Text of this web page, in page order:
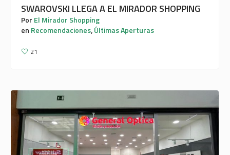
SWAROVSKI LLEGA A EL MIRADOR SHOPPING
Por El Mirador Shopping
en Recomendaciones,Últimas Aperturas
21